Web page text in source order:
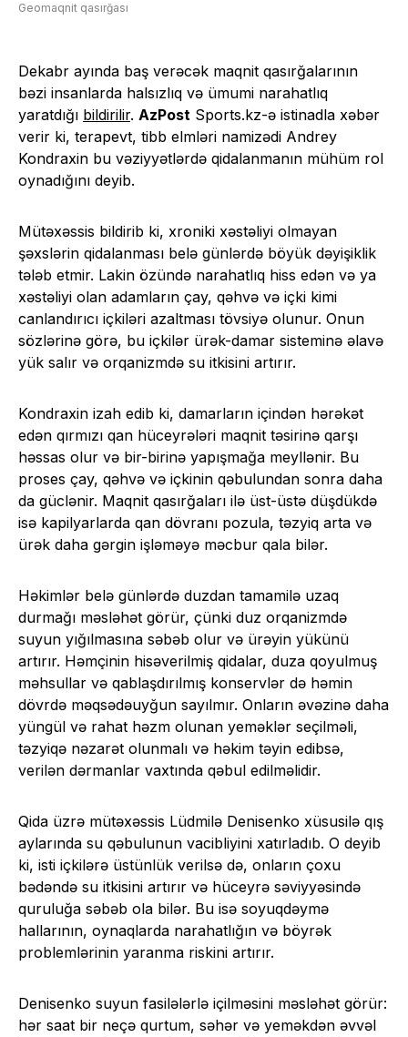
Geomaqnit qasırğası
Dekabr ayında baş verəcək maqnit qasırğalarının
bəzi insanlarda halsızlıq və ümumi narahatlıq
yaratdığı bildirilir. AzPost Sports.kz-ə istinadla xəbər
verir ki, terapevt, tibb elmləri namizədi Andrey
Kondraxin bu vəziyyətlərdə qidalanmanın mühüm rol
oynadığını deyib.
Mütəxəssis bildirib ki, xroniki xəstəliyi olmayan
şəxslərin qidalanması belə günlərdə böyük dəyişiklik
tələb etmir. Lakin özündə narahatlıq hiss edən və ya
xəstəliyi olan adamların çay, qəhvə və içki kimi
canlandırıcı içkiləri azaltması tövsiyə olunur. Onun
sözlərinə görə, bu içkilər ürək-damar sisteminə əlavə
yük salır və orqanizmdə su itkisini artırır.
Kondraxin izah edib ki, damarların içindən hərəkət
edən qırmızı qan hüceyrələri maqnit təsirinə qarşı
həssas olur və bir-birinə yapışmağa meyllənir. Bu
proses çay, qəhvə və içkinin qəbulundan sonra daha
da güclənir. Maqnit qasırğaları ilə üst-üstə düşdükdə
isə kapilyarlarda qan dövranı pozula, təzyiq arta və
ürək daha gərgin işləməyə məcbur qala bilər.
Həkimlər belə günlərdə duzdan tamamilə uzaq
durmağı məsləhət görür, çünki duz orqanizmdə
suyun yığılmasına səbəb olur və ürəyin yükünü
artırır. Həmçinin hisəverilmiş qidalar, duza qoyulmuş
məhsullar və qablaşdırılmış konservlər də həmin
dövrdə məqsədəuyğun sayılmır. Onların əvəzinə daha
yüngül və rahat həzm olunan yeməklər seçilməli,
təzyiqə nəzarət olunmalı və həkim təyin edibsə,
verilən dərmanlar vaxtında qəbul edilməlidir.
Qida üzrə mütəxəssis Lüdmilə Denisenko xüsusilə qış
aylarında su qəbulunun vacibliyini xatırladıb. O deyib
ki, isti içkilərə üstünlük verilsə də, onların çoxu
bədəndə su itkisini artırır və hüceyrə səviyyəsində
quruluğa səbəb ola bilər. Bu isə soyuqdəymə
hallarının, oynaqlarda narahatlığın və böyrək
problemlərinin yaranma riskini artırır.
Denisenko suyun fasilələrlə içilməsini məsləhət görür:
hər saat bir neçə qurtum, səhər və yeməkdən əvvəl